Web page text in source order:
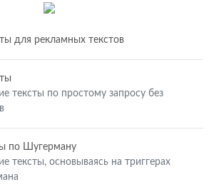
для рекламных текстов
тексты по простому запросу без
по Шугерману
тексты, основываясь на триггерах